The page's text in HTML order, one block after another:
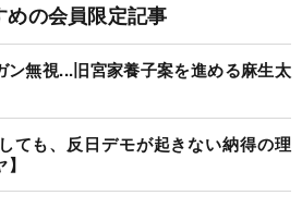
めの会員限定記事
ン無視...旧宮家養子案を進める麻生太
ても、反日デモが起きない納得の理